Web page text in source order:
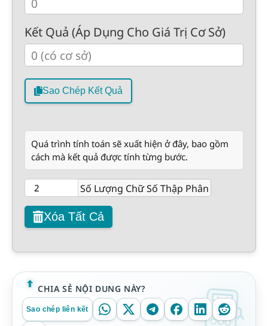
Kết Quả (Áp Dụng Cho Giá Trị Cơ Sở)
Sao Chép Kết Quả
Quá trình tính toán sẽ xuất hiện ở đây, bao gồm
cách mà kết quả được tính từng bước.
Số Lượng Chữ Số Thập Phân
Xóa Tất Cả
CHIA SẺ NỘI DUNG NÀY?
Sao chép liên kết